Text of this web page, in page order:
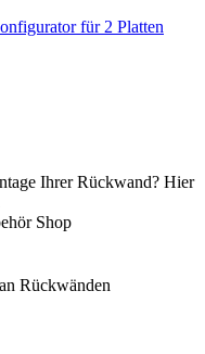
für 2 Platten
Ihrer Rückwand? Hier
Shop
Rückwänden